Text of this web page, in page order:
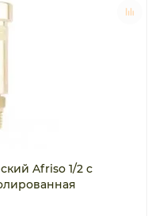
Afriso 1/2 с